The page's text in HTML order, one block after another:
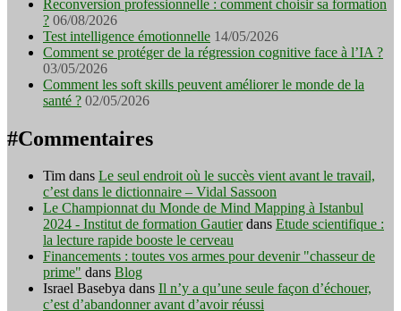
Reconversion professionnelle : comment choisir sa formation
? 06/08/2026
Test intelligence émotionnelle 14/05/2026
Comment se protéger de la régression cognitive face à l’IA ?
03/05/2026
Comment les soft skills peuvent améliorer le monde de la
santé ? 02/05/2026
#Commentaires
Tim dans Le seul endroit où le succès vient avant le travail,
c’est dans le dictionnaire – Vidal Sassoon
Le Championnat du Monde de Mind Mapping à Istanbul
2024 - Institut de formation Gautierdans Etude scientifique :
la lecture rapide booste le cerveau
Financements : toutes vos armes pour devenir "chasseur de
prime" dans Blog
Israel Basebya dans Il n’y a qu’une seule façon d’échouer,
c’est d’abandonner avant d’avoir réussi